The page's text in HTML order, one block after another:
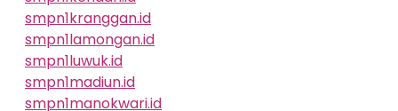
smpn1kranggan.id
smpn1lamongan.id
smpn1luwuk.id
smpn1madiun.id
smpn1manokwari.id